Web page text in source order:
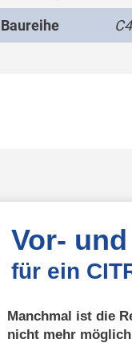
Baureihe C4
Vor-
für ein
Manchmal ist die
nicht mehr